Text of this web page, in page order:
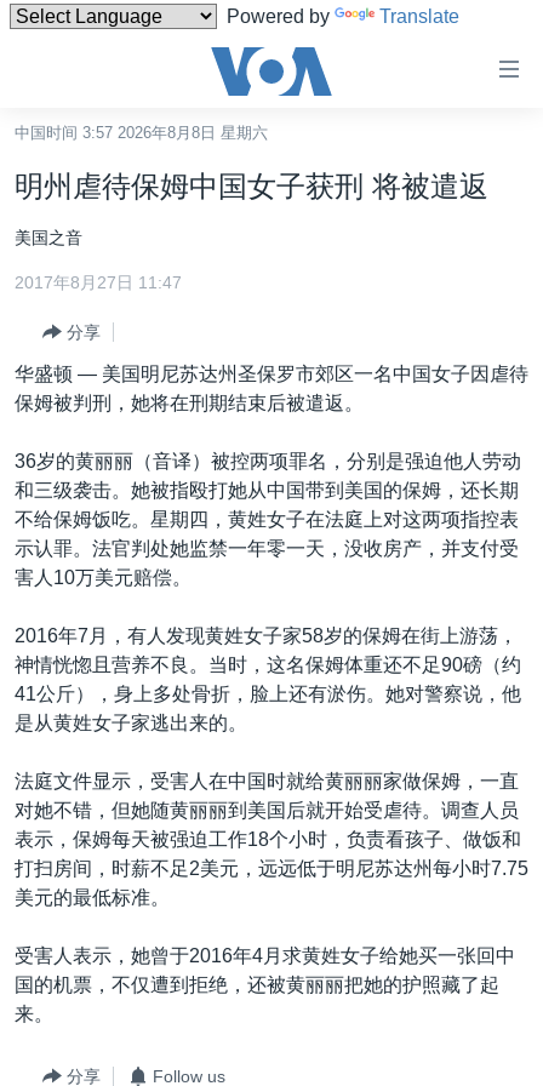
Powered by Translate
碍
接
跳
跳
转
导
航
跳
转
索
美国
中国
台湾
港澳
国际
印太
中东
欧洲
美洲
全球议题
分类新闻
经济·金融·贸易
人权·法律·宗教
科教·文娱·体健
劳工
环境
美中关系
热点专题
白宫要闻
美中关系
美国建国250周年
埃博拉疫情
美国之音专访
重要讲话与声明
台海两岸关系
南中国海争端
关注西藏
关注新疆
VOA视频
VOA今日焦点
中文广播
关注我们
其他语言网站
中国时间 3:57 2026年8月8日 星期六
明州虐待保姆中国女子获刑 将被遣返
美国之音
2017年8月27日 11:47
分享
华盛顿 — 美国明尼苏达州圣保罗市郊区一名中国女子因虐待
保姆被判刑，她将在刑期结束后被遣返。
36岁的黄丽丽（音译）被控两项罪名，分别是强迫他人劳动
和三级袭击。她被指殴打她从中国带到美国的保姆，还长期
不给保姆饭吃。星期四，黄姓女子在法庭上对这两项指控表
示认罪。法官判处她监禁一年零一天，没收房产，并支付受
害人10万美元赔偿。
2016年7月，有人发现黄姓女子家58岁的保姆在街上游荡，
神情恍惚且营养不良。当时，这名保姆体重还不足90磅（约
41公斤），身上多处骨折，脸上还有淤伤。她对警察说，他
是从黄姓女子家逃出来的。
法庭文件显示，受害人在中国时就给黄丽丽家做保姆，一直
对她不错，但她随黄丽丽到美国后就开始受虐待。调查人员
表示，保姆每天被强迫工作18个小时，负责看孩子、做饭和
打扫房间，时薪不足2美元，远远低于明尼苏达州每小时7.75
美元的最低标准。
受害人表示，她曾于2016年4月求黄姓女子给她买一张回中
国的机票，不仅遭到拒绝，还被黄丽丽把她的护照藏了起
来。
分享 Follow us